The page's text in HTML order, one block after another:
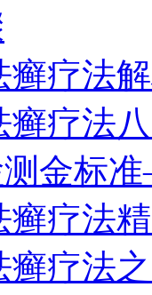
癣疗法
癣疗法
测金标
癣疗法
癣疗法